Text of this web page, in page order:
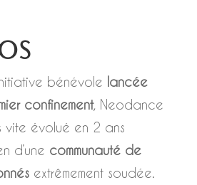
bénévole lancée
confinement, Neodance
vite évolué en 2 ans
d’une communauté de
extrêmement soudée.